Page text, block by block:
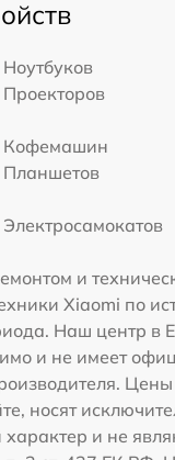
Ноутбуков
Проекторов
Кофемашин
Планшетов
Электросамокатов
и
Xiaomi по
Наш центр в
и не имеет
носят
и не